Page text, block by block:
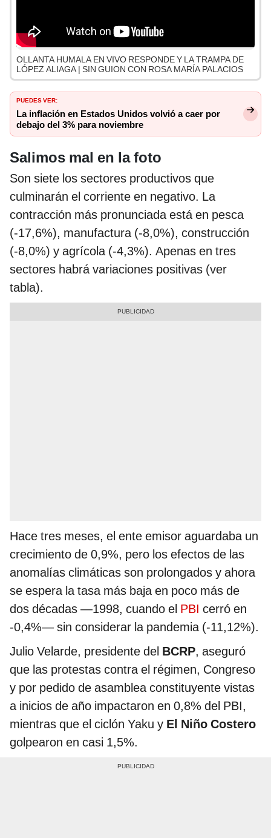
OLLANTA HUMALA EN VIVO RESPONDE Y LA TRAMPA DE
LÓPEZ ALIAGA | SIN GUION CON ROSA MARÍA PALACIOS
PUEDES VER:
La inflación en Estados Unidos volvió a caer por
debajo del 3% para noviembre
Salimos mal en la foto
Son siete los sectores productivos que
culminarán el corriente en negativo. La
contracción más pronunciada está en pesca
(-17,6%), manufactura (-8,0%), construcción
(-8,0%) y agrícola (-4,3%). Apenas en tres
sectores habrá variaciones positivas (ver
tabla).
Hace tres meses, el ente emisor aguardaba un
crecimiento de 0,9%, pero los efectos de las
anomalías climáticas son prolongados y ahora
se espera la tasa más baja en poco más de
dos décadas —1998, cuando el PBI cerró en
-0,4%— sin considerar la pandemia (-11,12%).
Julio Velarde, presidente del BCRP, aseguró
que las protestas contra el régimen, Congreso
y por pedido de asamblea constituyente vistas
a inicios de año impactaron en 0,8% del PBI,
mientras que el ciclón Yaku y El Niño Costero
golpearon en casi 1,5%.